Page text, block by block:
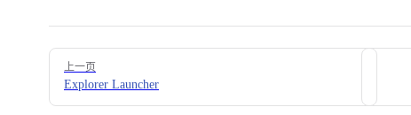
Pager
上一页
Explorer Launcher